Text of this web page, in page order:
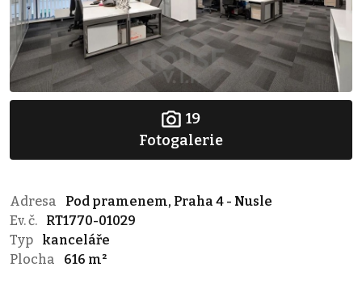
19
Fotogalerie
Adresa
Pod pramenem, Praha 4 - Nusle
Ev. č.
RT1770-01029
Typ
kanceláře
Plocha
616 m²